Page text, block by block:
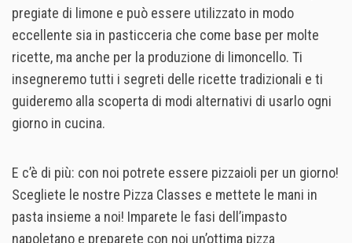
pregiate di limone e può essere utilizzato in modo
eccellente sia in pasticceria che come base per molte
ricette, ma anche per la produzione di limoncello. Ti
insegneremo tutti i segreti delle ricette tradizionali e ti
guideremo alla scoperta di modi alternativi di usarlo ogni
giorno in cucina.
E c’è di più: con noi potrete essere pizzaioli per un giorno!
Scegliete le nostre Pizza Classes e mettete le mani in
pasta insieme a noi! Imparete le fasi dell’impasto
napoletano e preparete con noi un’ottima pizza